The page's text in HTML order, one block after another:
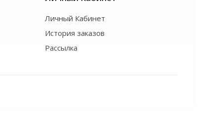
Личный Кабинет
История заказов
Рассылка